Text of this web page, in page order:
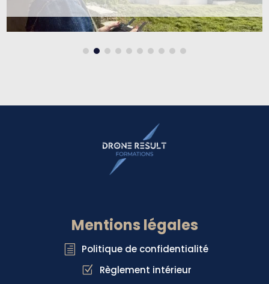
Mentions légales
h Politique de confidentialité
Z Règlement intérieur